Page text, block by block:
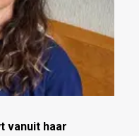
vanuit haar